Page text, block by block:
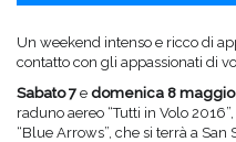
Un weekend intenso e ricco di
contatto con gli appassionati di
Sabato 7 e domenica 8 maggio
raduno aereo “Tutti in Volo
“Blue Arrows”, che si terrà a